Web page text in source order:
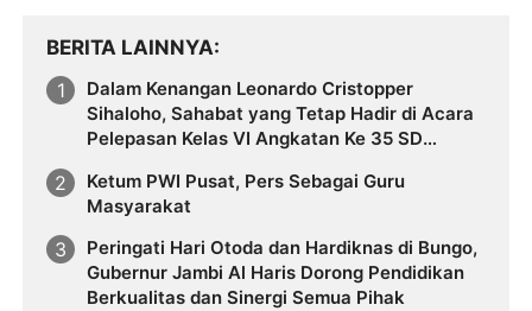
BERITA LAINNYA
Dalam Kenangan Leonardo Cristopper
Sihaloho, Sahabat yang Tetap Hadir di Acara
Pelepasan Kelas VI Angkatan Ke 35 SD
Ketum PWI Pusat, Pers Sebagai Guru
Masyarakat
Peringati Hari Otoda dan Hardiknas di Bungo,
Gubernur Jambi Al Haris Dorong Pendidikan
Berkualitas dan Sinergi Semua Pihak